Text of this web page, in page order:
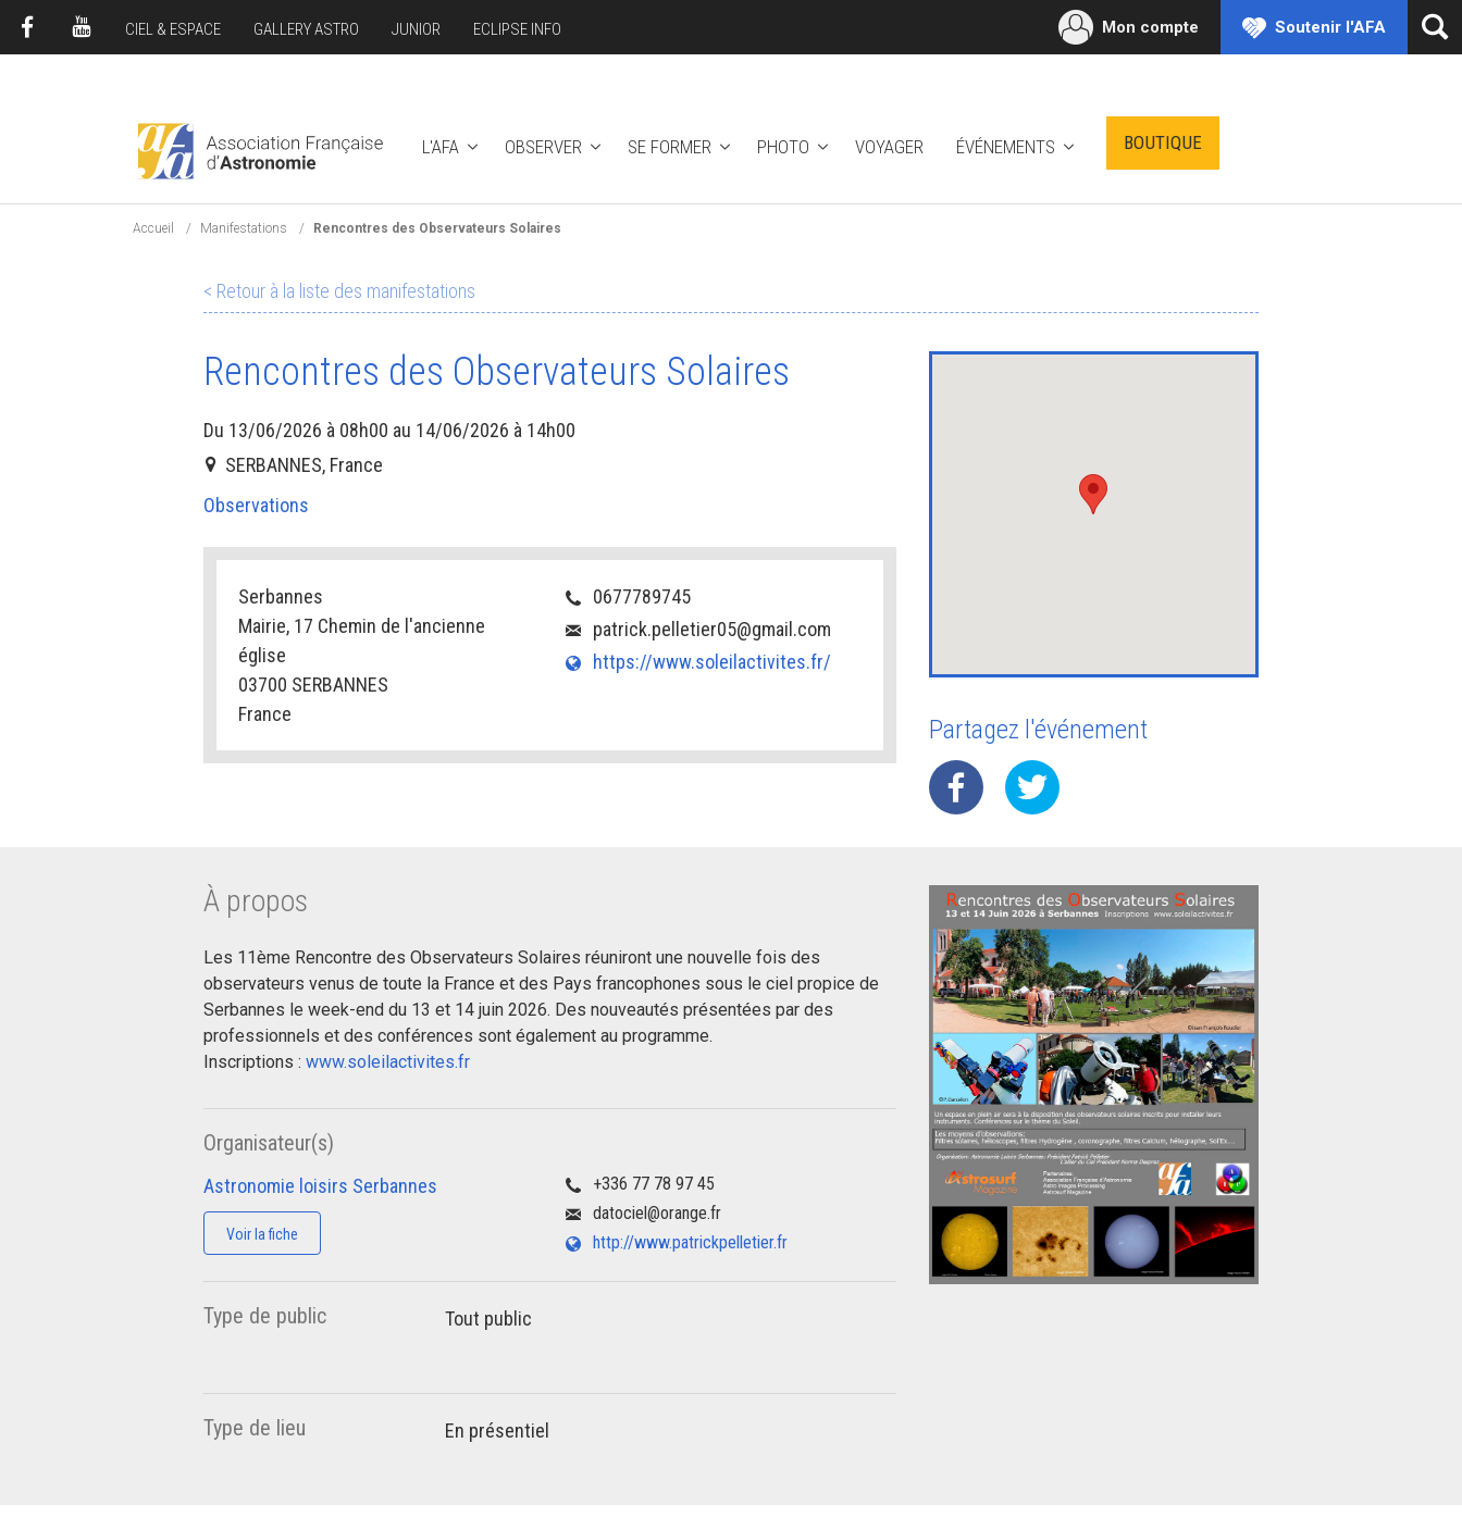
L'AFA OBSERVER SE FORMER PHOTO VOYAGER ÉVÉNEMENTS BOUTIQUE
CIEL & ESPACE GALLERY ASTRO JUNIOR ECLIPSE INFO Mon compte Soutenir l'AFA
Accueil Manifestations Rencontres des Observateurs Solaires
< Retour à la liste des manifestations
Rencontres des Observateurs Solaires
Du 13/06/2026 à 08h00 au 14/06/2026 à 14h00
SERBANNES, France
Observations
Serbannes
Mairie, 17 Chemin de l'ancienne
église
03700 SERBANNES
France
0677789745
patrick.pelletier05@gmail.com
https://www.soleilactivites.fr/
Partagez l'événement
À propos
Les 11ème Rencontre des Observateurs Solaires réuniront une nouvelle fois des
observateurs venus de toute la France et des Pays francophones sous le ciel propice de
Serbannes le week-end du 13 et 14 juin 2026. Des nouveautés présentées par des
professionnels et des conférences sont également au programme.
Inscriptions : www.soleilactivites.fr
Organisateur(s)
Astronomie loisirs Serbannes
Voir la fiche
+336 77 78 97 45
datociel@orange.fr
http://www.patrickpelletier.fr
Type de public Tout public
Type de lieu En présentiel